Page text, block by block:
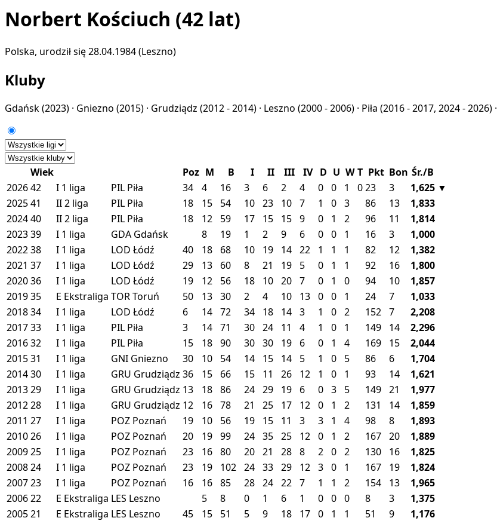
Norbert Kościuch (42 lat)
Polska, urodził się 28.04.1984 (Leszno)
Kluby
Gdańsk(2023) · Gniezno (2015) · Grudziądz (2012 - 2014) · Leszno (2000 - 2006) · Piła (2016 - 2017, 2024 - 2026) ·
Wiek Poz M B I II III IV D U W T Pkt Bon Śr./B
202642 I 1 liga PIL Piła 34 4 16 3 6 2 4 0 0 1 023 3 1,625 ▼
202541 II2 liga PIL Piła 18 15 54 10 23 10 7 1 0 3 86 13
1,833
202440 II2 liga PIL Piła 18 12 59 17 15 15 9 0 1 2 96 11
1,814
202339 I 1 liga GDA Gdańsk 8 19 1 2 9 6 0 0 1 16 3
1,000
202238 I 1 liga LOD Łódź 40 18 68 10 19 14 22 1 1 1 82 12
1,382
2021 37 I 1 liga LOD Łódź 29 13 60 8 21 19 5 0 1 1 92 16
1,800
202036 I 1 liga LOD Łódź 19 12 56 18 10 20 7 0 1 0 94 10
1,857
201935 E Ekstraliga TORToruń 50 13 30 2 4 10 13 0 0 1 24 7
1,033
201834 I 1 liga LOD Łódź 6 14 72 34 18 14 3 1 0 2 152 7
2,208
201733 I 1 liga PIL Piła 3 14 71 30 24 11 4 1 0 1 149 14
2,296
201632 I 1 liga PIL Piła 15 18 90 30 30 19 6 0 1 4 169 15
2,044
201531 I 1 liga GNI Gniezno 30 10 54 14 15 14 5 1 0 5 86 6
1,704
201430 I 1 liga GRU Grudziądz 36 15 66 15 11 26 12 1 0 1 93 14
1,621
201329 I 1 liga GRU Grudziądz 13 18 86 24 29 19 6 0 3 5 149 21
1,977
201228 I 1 liga GRU Grudziądz 12 16 78 21 25 17 12 0 1 2 131 14
1,859
2011 27 I 1 liga POZ Poznań 19 10 56 19 15 11 3 3 1 4 98 8
1,893
201026 I 1 liga POZ Poznań 20 19 99 24 35 25 12 0 1 2 167 20
1,889
200925 I 1 liga POZ Poznań 23 16 80 20 21 28 8 2 0 2 130 16
1,825
200824 I 1 liga POZ Poznań 23 19 102 24 33 29 12 3 0 1 167 19
1,824
200723 I 1 liga POZ Poznań 16 16 85 28 24 22 7 1 1 2 154 13
1,965
200622 E Ekstraliga LES Leszno 5 8 0 1 6 1 0 0 0 8 3
1,375
200521 E Ekstraliga LES Leszno 45 15 51 5 9 18 17 0 1 1 51 9
1,176